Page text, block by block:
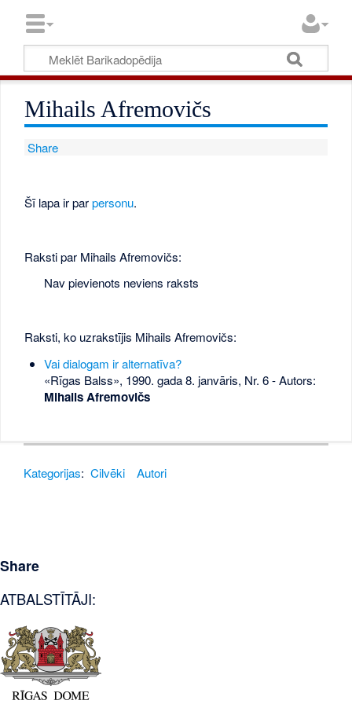
Mihails Afremovičs
Share
Šī lapa ir parpersonu.
Raksti par Mihails Afremovičs:
Nav pievienots neviens raksts
Raksti, ko uzrakstījis Mihails Afremovičs:
Vai dialogam ir alternatīva?
«Rīgas Balss», 1990. gada 8. janvāris, Nr. 6- Autors:
Mihails Afremovičs
Kategorijas: Cilvēki Autori
Share
ATBALSTĪTĀJI: